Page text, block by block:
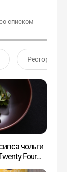
списком
Ресторан
чольги
Four
사절기)